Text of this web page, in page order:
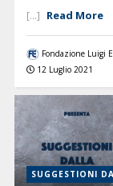
[...] Read More
Fondazione Luigi
12 Luglio 2021
SUGGESTIONI